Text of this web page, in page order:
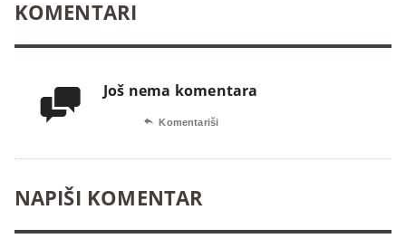
KOMENTARI
 Još nema komentara
 Komentariši
NAPIŠI KOMENTAR